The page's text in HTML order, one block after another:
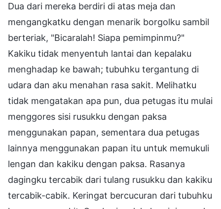
Dua dari mereka berdiri di atas meja dan
mengangkatku dengan menarik borgolku sambil
berteriak, "Bicaralah! Siapa pemimpinmu?"
Kakiku tidak menyentuh lantai dan kepalaku
menghadap ke bawah; tubuhku tergantung di
udara dan aku menahan rasa sakit. Melihatku
tidak mengatakan apa pun, dua petugas itu mulai
menggores sisi rusukku dengan paksa
menggunakan papan, sementara dua petugas
lainnya menggunakan papan itu untuk memukuli
lengan dan kakiku dengan paksa. Rasanya
dagingku tercabik dari tulang rusukku dan kakiku
tercabik-cabik. Keringat bercucuran dari tubuhku